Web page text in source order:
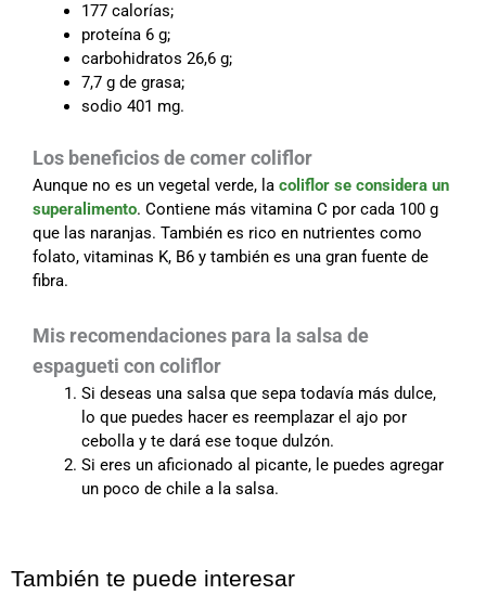
177 calorías;
proteína 6 g;
carbohidratos 26,6 g;
7,7 g de grasa;
sodio 401 mg.
Los beneficios de comer coliflor
Aunque no es un vegetal verde, la coliflor se considera un
superalimento. Contiene más vitamina C por cada 100 g
que las naranjas. También es rico en nutrientes como
folato, vitaminas K, B6 y también es una gran fuente de
fibra.
Mis recomendaciones para la salsa de
espagueti con coliflor
Si deseas una salsa que sepa todavía más dulce,
lo que puedes hacer es reemplazar el ajo por
cebolla y te dará ese toque dulzón.
Si eres un aficionado al picante, le puedes agregar
un poco de chile a la salsa.
También te puede interesar